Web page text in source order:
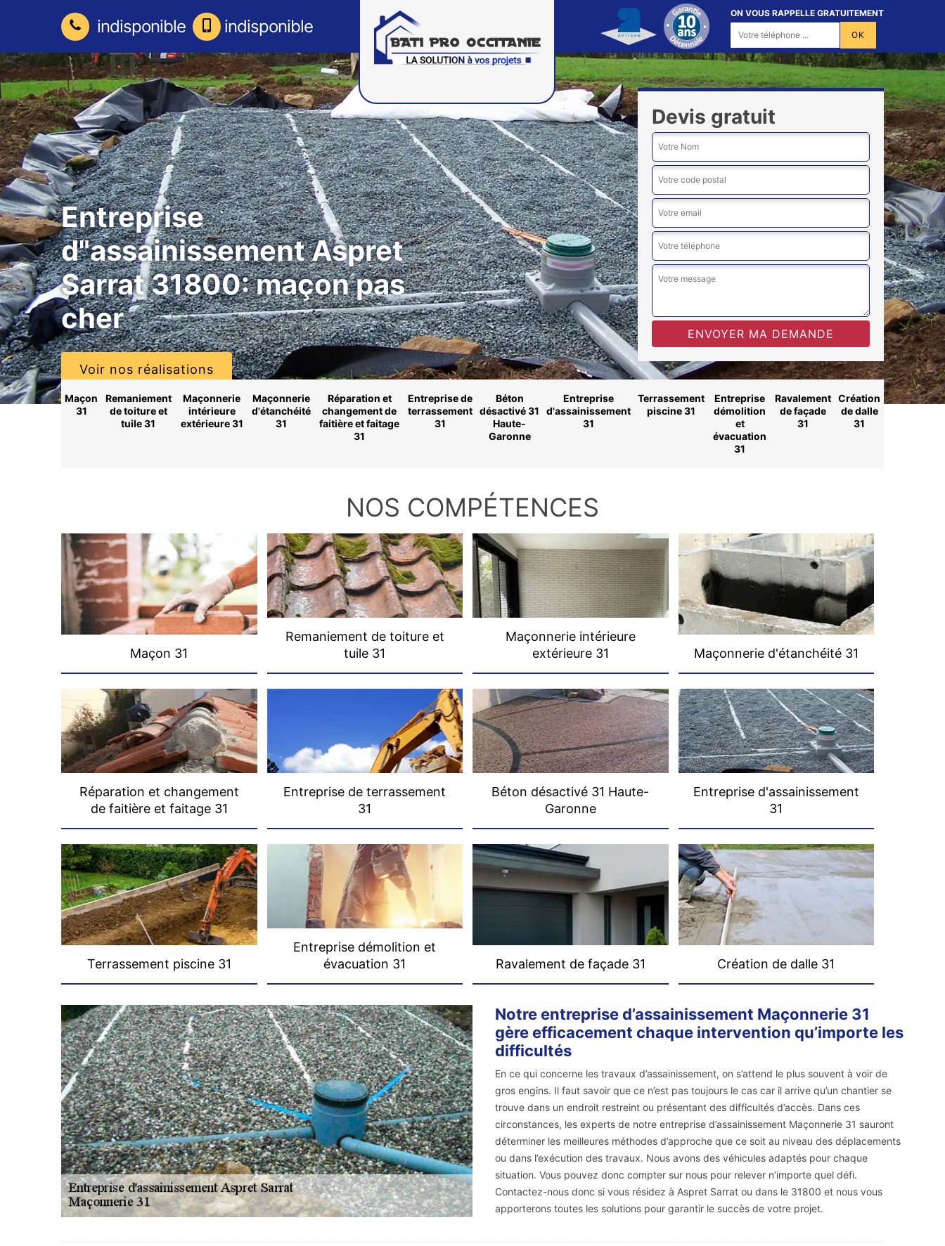
indisponible indisponible
ON VOUS RAPPELLE GRATUITEMENT
Entreprise
d"assainissement Aspret
Sarrat 31800: maçon pas
cher
Voir nos réalisations
Devis gratuit
Maçon
31
Remaniement
de toiture et
tuile 31
Maçonnerie
intérieure
extérieure 31
Maçonnerie
d'étanchéité
31
Réparation et
changement de
faitière et faitage
31
Entreprise de
terrassement
31
Béton
désactivé 31
Haute-
Garonne
Entreprise
d'assainissement
31
Terrassement
piscine 31
Entreprise
démolition
et
évacuation
31
Ravalement
de façade
31
Création
de dalle
31
NOS COMPÉTENCES
Maçon 31
Remaniement de toiture et
tuile 31
Maçonnerie intérieure
extérieure 31
Maçonnerie d'étanchéité 31
Réparation et changement
de faitière et faitage 31
Entreprise de terrassement
31
Béton désactivé 31 Haute-
Garonne
Entreprise d'assainissement
31
Terrassement piscine 31
Entreprise démolition et
évacuation 31
Ravalement de façade 31 Création de dalle 31
Notre entreprise d’assainissement Maçonnerie 31
gère efficacement chaque intervention qu’importe les
difficultés
En ce qui concerne les travaux d’assainissement, on s’attend le plus souvent à voir de
gros engins. Il faut savoir que ce n’est pas toujours le cas car il arrive qu’un chantier se
trouve dans un endroit restreint ou présentant des difficultés d’accès. Dans ces
circonstances, les experts de notre entreprise d’assainissement Maçonnerie 31 sauront
déterminer les meilleures méthodes d’approche que ce soit au niveau des déplacements
ou dans l’exécution des travaux. Nous avons des véhicules adaptés pour chaque
situation. Vous pouvez donc compter sur nous pour relever n’importe quel défi.
Contactez-nous donc si vous résidez à Aspret Sarrat ou dans le 31800 et nous vous
apporterons toutes les solutions pour garantir le succès de votre projet.